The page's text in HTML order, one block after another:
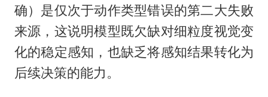
确）是仅次于动作类型错误的第二大失败
来源，这说明模型既欠缺对细粒度视觉变
化的稳定感知，也缺乏将感知结果转化为
后续决策的能力。